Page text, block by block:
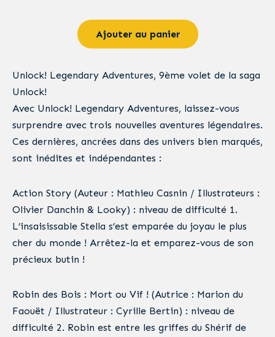
Ajouter au panier
Unlock! Legendary Adventures, 9ème volet de la saga
Unlock!
Avec Unlock! Legendary Adventures, laissez-vous
surprendre avec trois nouvelles aventures légendaires.
Ces dernières, ancrées dans des univers bien marqués,
sont inédites et indépendantes :
Action Story (Auteur : Mathieu Casnin / Illustrateurs :
Olivier Danchin & Looky) : niveau de difficulté 1.
L’insaisissable Stella s’est emparée du joyau le plus
cher du monde ! Arrêtez-la et emparez-vous de son
précieux butin !
Robin des Bois : Mort ou Vif ! (Autrice : Marion du
Faouët / Illustrateur : Cyrille Bertin) : niveau de
difficulté 2. Robin est entre les griffes du Shérif de